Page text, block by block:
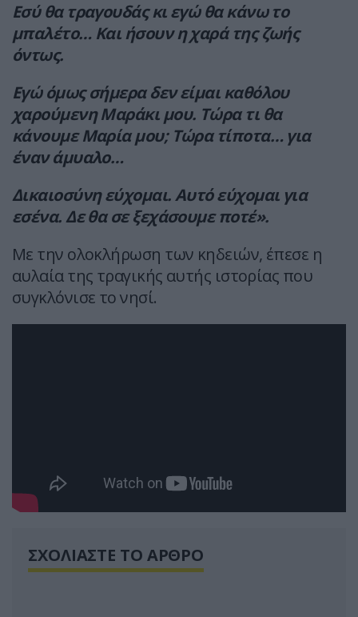
Εσύ θα τραγουδάς κι εγώ θα κάνω το
μπαλέτο… Και ήσουν η χαρά της ζωής
όντως.
Εγώ όμως σήμερα δεν είμαι καθόλου
χαρούμενη Μαράκι μου. Τώρα τι θα
κάνουμε Μαρία μου; Τώρα τίποτα… για
έναν άμυαλο…
Δικαιοσύνη εύχομαι. Αυτό εύχομαι για
εσένα. Δε θα σε ξεχάσουμε ποτέ».
Με την ολοκλήρωση των κηδειών, έπεσε η
αυλαία της τραγικής αυτής ιστορίας που
συγκλόνισε το νησί.
ΣΧΟΛΙΑΣΤΕ ΤΟ ΑΡΘΡΟ